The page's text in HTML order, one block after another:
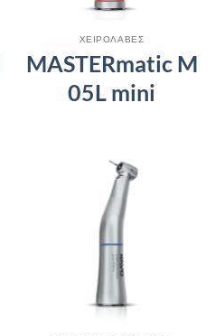
ΧΕΙΡΟΛΑΒΕΣ
MASTERmatic M
05L mini